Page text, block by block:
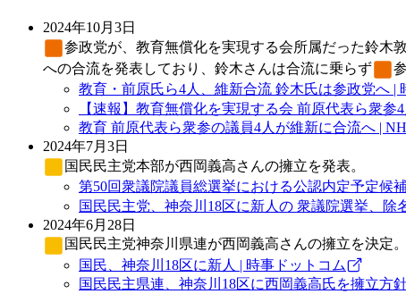
2024年10月3日
参政党が、教育無償化を実現する会所属だった鈴木敦
への合流を発表しており、鈴木さんは合流に乗らず
教育・前原氏ら4人、維新合流 鈴木氏は参政党へ |
【速報】教育無償化を実現する会 前原代表ら衆
教育 前原代表ら衆参の議員4人が維新に合流へ |
2024年7月3日
国民民主党本部が西岡義高さんの擁立を発表。
第50回衆議院議員総選挙における公認内定予定候
国民民主党、神奈川18区に新人の 衆議院選挙、除
2024年6月28日
国民民主党神奈川県連が西岡義高さんの擁立を決定
国民、神奈川18区に新人 | 時事ドットコム
国民民主県連、神奈川18区に西岡義高氏を擁立方